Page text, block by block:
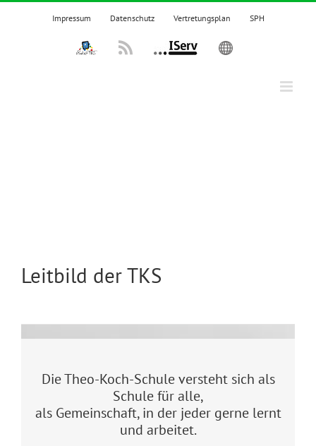
Zum
Impressum Datenschutz Vertretungsplan SPH
IPadsTKSRss IServ English
Leitbild der TKS
Die Theo-Koch-Schule versteht sich als
Schule für alle,
als Gemeinschaft, in der jeder gerne lernt
und arbeitet.